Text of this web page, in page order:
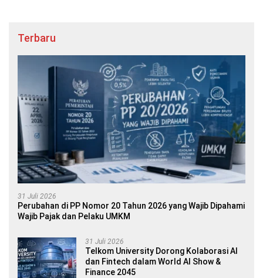
Terbaru
31 Juli 2026
Perubahan di PP Nomor 20 Tahun 2026 yang Wajib Dipahami
Wajib Pajak dan Pelaku UMKM
31 Juli 2026
Telkom University Dorong Kolaborasi AI
dan Fintech dalam World AI Show &
Finance 2045